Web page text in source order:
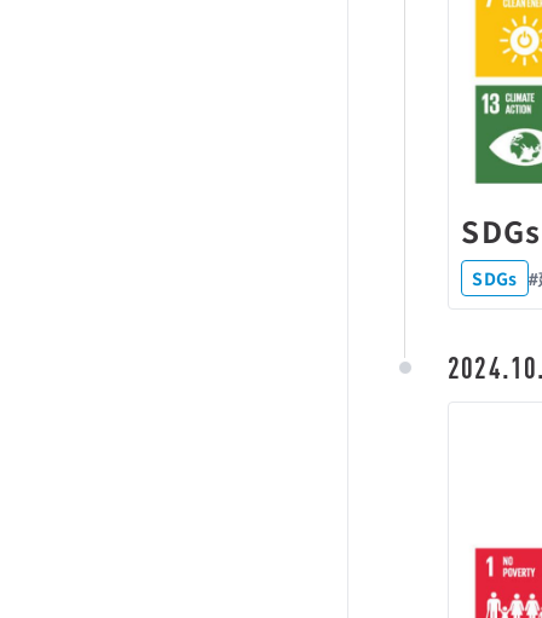
SDGs